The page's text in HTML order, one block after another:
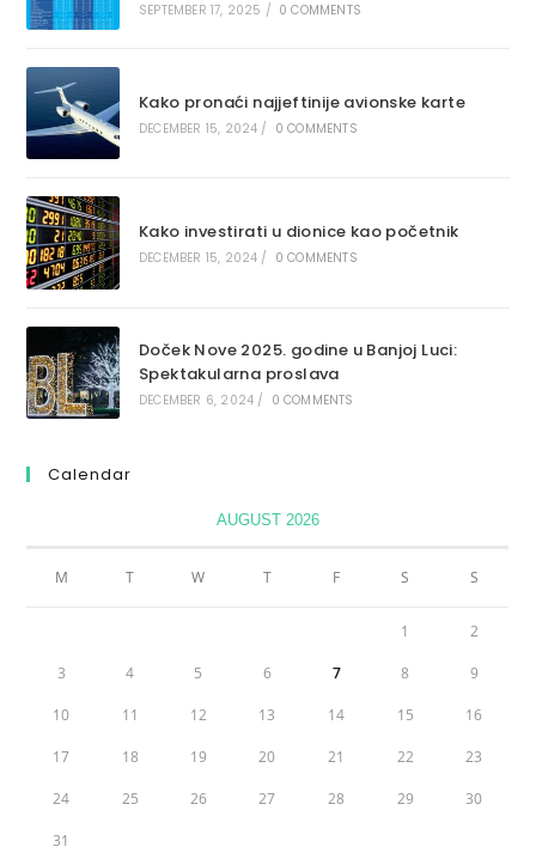
SEPTEMBER 17, 2025 / 0 COMMENTS
Kako pronaći najjeftinije avionske karte
DECEMBER 15, 2024 / 0 COMMENTS
Kako investirati u dionice kao početnik
DECEMBER 15, 2024 / 0 COMMENTS
Doček Nove 2025. godine u Banjoj Luci:
Spektakularna proslava
DECEMBER 6, 2024 / 0 COMMENTS
Calendar
AUGUST 2026
M T W T F S S
1 2
3 4 5 6 7 8 9
10 11 12 13 14 15 16
17 18 19 20 21 22 23
24 25 26 27 28 29 30
31